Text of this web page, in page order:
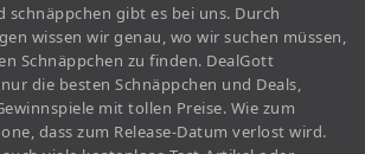
schnäppchen gibt es bei uns. Durch
wissen wir genau, wo wir suchen müssen,
Schnäppchen zu finden. DealGott
die besten Schnäppchen und Deals,
mit tollen Preise. Wie zum
dass zum Release-Datum verlost wird.